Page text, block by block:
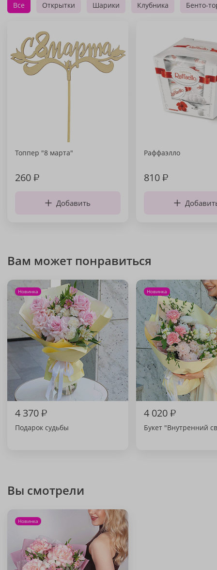
Все Открытки Шарики Клубника Бенто-
Топпер "8 марта"
260₽
Добавить
Раффаэлло
810₽
Вам может понравиться
Новинка
4 370₽
Подарок судьбы
Новинка
4 020₽
Букет "Внутренний
Вы смотрели
Новинка